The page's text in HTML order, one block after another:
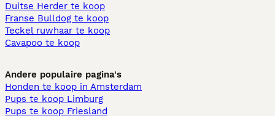
Duitse Herder te koop
Franse Bulldog te koop
Teckel ruwhaar te koop
Cavapoo te koop
Andere populaire pagina's
Honden te koop in Amsterdam
Pups te koop Limburg​
Pups te koop Friesland​